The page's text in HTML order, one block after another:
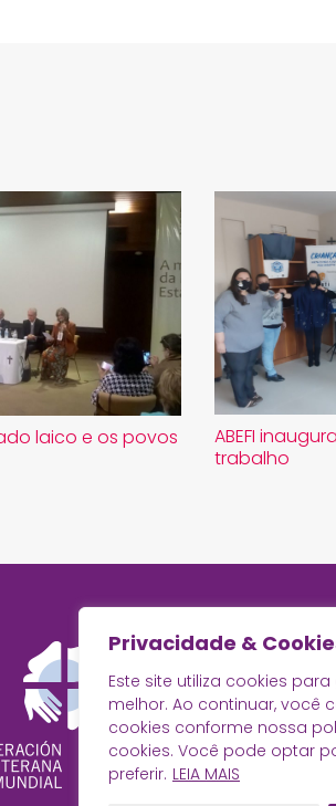
Privacidade &
Este site utiliza cookies
melhor. Ao continuar, você
cookies conforme nossa
cookies. Você pode optar
preferir. LEIA MAIS
laico e os povos
ABEFI
trabalho